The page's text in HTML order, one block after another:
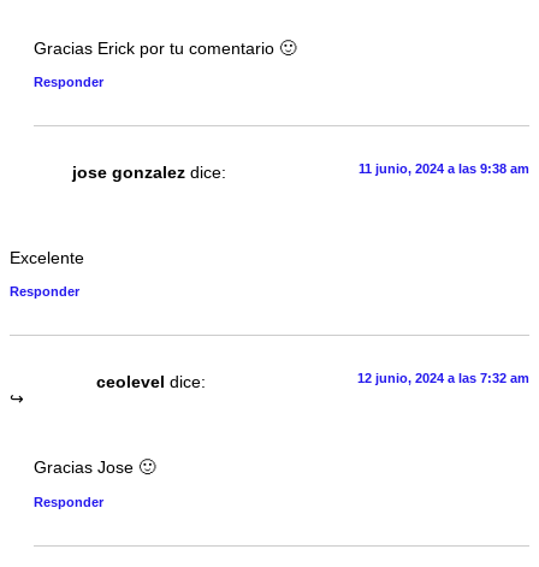
Gracias Erick por tu comentario 🙂
Responder
jose gonzalez dice: 11 junio, 2024 a las 9:38 am
Excelente
Responder
ceolevel dice: 12 junio, 2024 a las 7:32 am
Gracias Jose 🙂
Responder